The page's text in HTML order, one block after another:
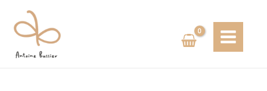
contenu
MENU
des
articles